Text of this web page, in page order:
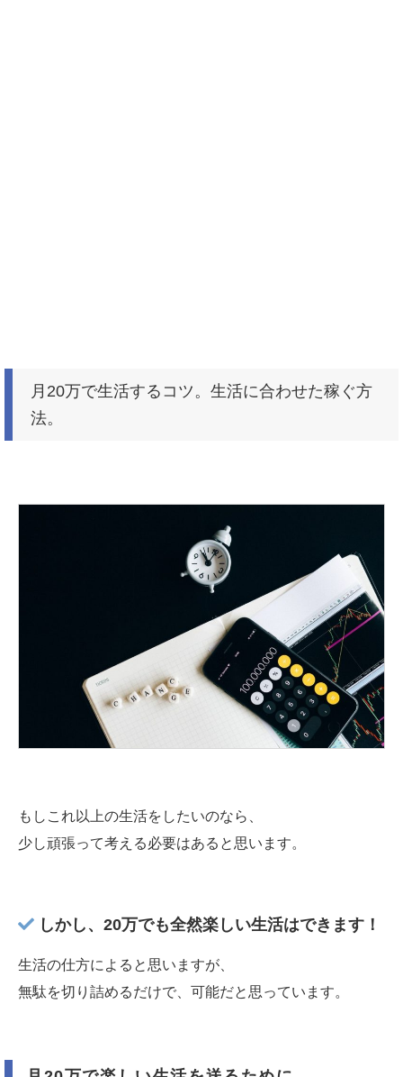
月20万で生活するコツ。生活に合わせた稼ぐ方
法。
もしこれ以上の生活をしたいのなら、
少し頑張って考える必要はあると思います。
しかし、20万でも全然楽しい生活はできます！
生活の仕方によると思いますが、
無駄を切り詰めるだけで、可能だと思っています。